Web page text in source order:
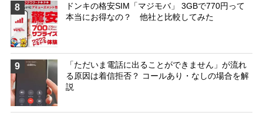
8
ドンキの格安SIM「マジモバ」 3GBで770円って
本当にお得なの？ 他社と比較してみた
9
「ただいま電話に出ることができません」が流れ
る原因は着信拒否？ コールあり・なしの場合を解
説